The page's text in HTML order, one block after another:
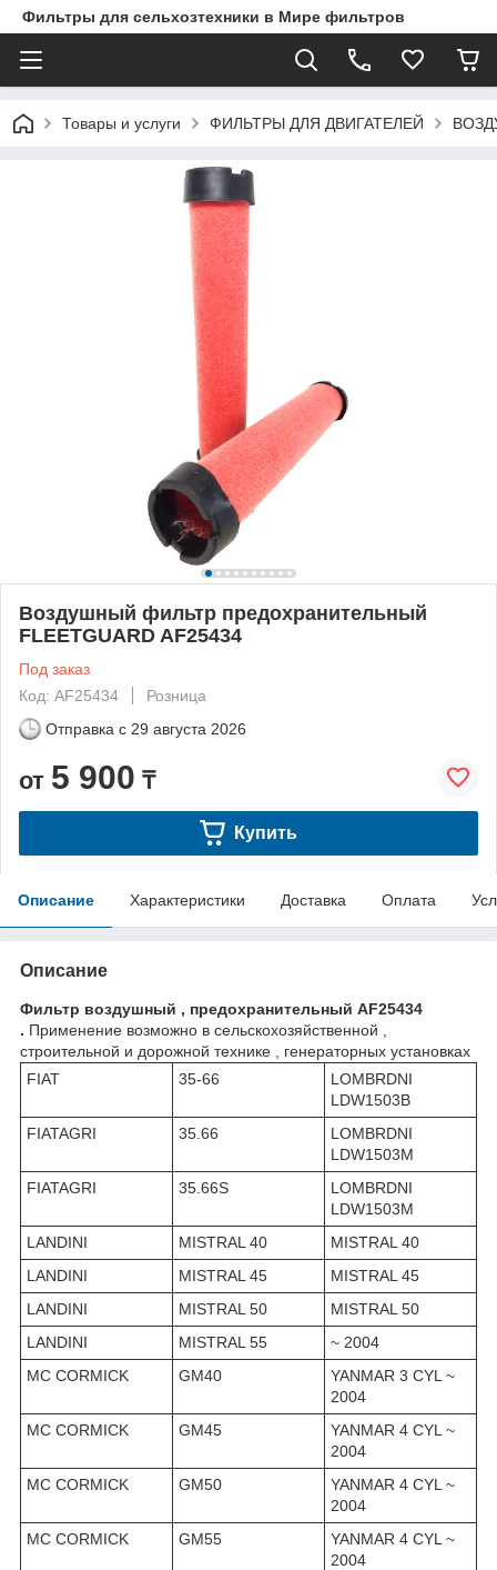
Фильтры для сельхозтехники в Мире фильтров
Товары и услуги ФИЛЬТРЫ ДЛЯ ДВИГАТЕЛЕЙ
Воздушный фильтр предохранительный
FLEETGUARD AF25434
Под заказ
Код: AF25434
Розница
Отправка с 29 августа 2026
от 5 900 ₸
Купить
Описание Характеристики Доставка Оплата
Описание
Фильтр воздушный , предохранительный AF25434
. Применение возможно в сельскохозяйственной ,
строительной и дорожной технике , генераторных установках
FIAT
35-66
LOMBRDNI
LDW1503B
FIATAGRI
35.66
LOMBRDNI
LDW1503M
FIATAGRI
35.66S
LOMBRDNI
LDW1503M
LANDINI
MISTRAL 40
MISTRAL 40
LANDINI
MISTRAL 45
MISTRAL 45
LANDINI
MISTRAL 50
MISTRAL 50
LANDINI
MISTRAL 55
~ 2004
MC CORMICK
GM40
YANMAR 3 CYL ~
2004
MC CORMICK
GM45
YANMAR 4 CYL ~
2004
MC CORMICK
GM50
YANMAR 4 CYL ~
2004
MC CORMICK
GM55
YANMAR 4 CYL ~
2004